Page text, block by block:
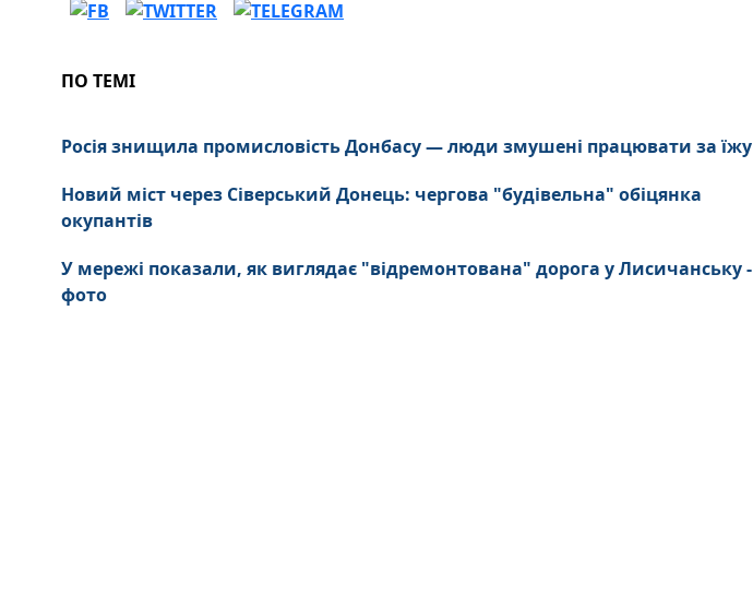
ПО ТЕМІ
Росія знищила промисловість Донбасу — люди змушені працювати за їжу
Новий міст через Сіверський Донець: чергова "будівельна" обіцянка
окупантів
У мережі показали, як виглядає "відремонтована" дорога у Лисичанську -
фото